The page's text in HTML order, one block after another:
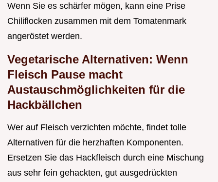
Wenn Sie es schärfer mögen, kann eine Prise
Chiliflocken zusammen mit dem Tomatenmark
angeröstet werden.
Vegetarische Alternativen: Wenn
Fleisch Pause macht
Austauschmöglichkeiten für die
Hackbällchen
Wer auf Fleisch verzichten möchte, findet tolle
Alternativen für die herzhaften Komponenten.
Ersetzen Sie das Hackfleisch durch eine Mischung
aus sehr fein gehackten, gut ausgedrückten